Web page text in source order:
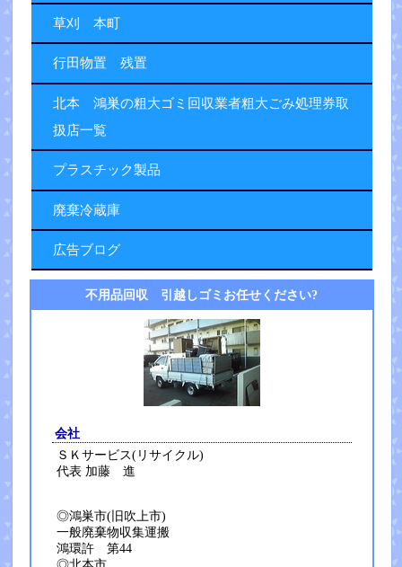
草刈 本町
行田物置 残置
北本 鴻巣の粗大ゴミ回収業者粗大ごみ処理券取
扱店一覧
プラスチック製品
廃棄冷蔵庫
広告ブログ
不用品回収 引越しゴミお任せください?
会社
ＳＫサービス(リサイクル)
代表 加藤 進
◎鴻巣市(旧吹上市)
一般廃棄物収集運搬
鴻環許 第44